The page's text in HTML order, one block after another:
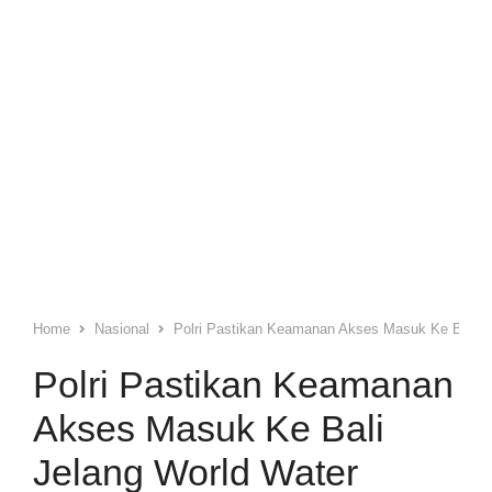
Home Nasional Polri Pastikan Keamanan Akses Masuk Ke Bali
Polri Pastikan Keamanan
Akses Masuk Ke Bali
Jelang World Water